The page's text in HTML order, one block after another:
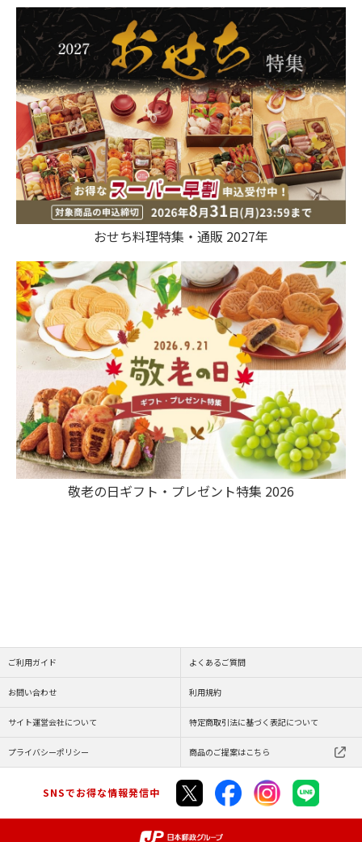
おせち料理特集・通販 2027年
敬老の日ギフト・プレゼント特集 2026
ご利用ガイド よくあるご質問
お問い合わせ 利用規約
サイト運営会社について 特定商取引法に基づく表記について
プライバシーポリシー 商品のご提案はこちら
SNSでお得な情報発信中